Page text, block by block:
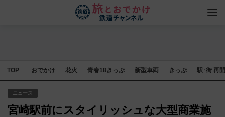
TOP おでかけ 花火 青春18きっぷ 新型車両 きっぷ 駅･街 再
ニュース
宮崎駅前にスタイリッシュな大型商業施